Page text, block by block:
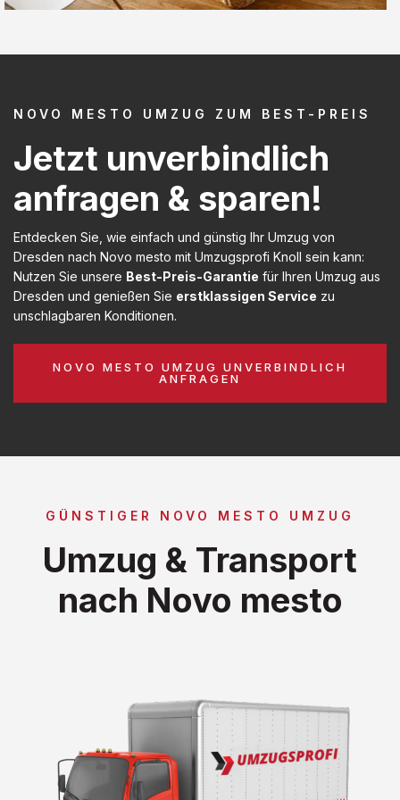
NOVO MESTO UMZUG ZUM BEST-PREIS
Jetzt unverbindlich
anfragen & sparen!
Entdecken Sie, wie einfach und günstig Ihr Umzug von
Dresden nach Novo mesto mit Umzugsprofi Knoll sein kann:
Nutzen Sie unsere Best-Preis-Garantie für Ihren Umzug aus
Dresden und genießen Sie erstklassigen Service zu
unschlagbaren Konditionen.
NOVO MESTO UMZUG UNVERBINDLICH
ANFRAGEN
GÜNSTIGER NOVO MESTO UMZUG
Umzug & Transport
nach Novo mesto